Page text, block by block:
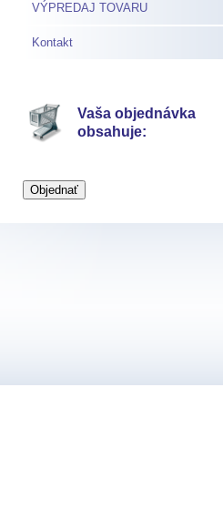
VÝPREDAJ TOVARU
Kontakt
Vaša objednávka
obsahuje: